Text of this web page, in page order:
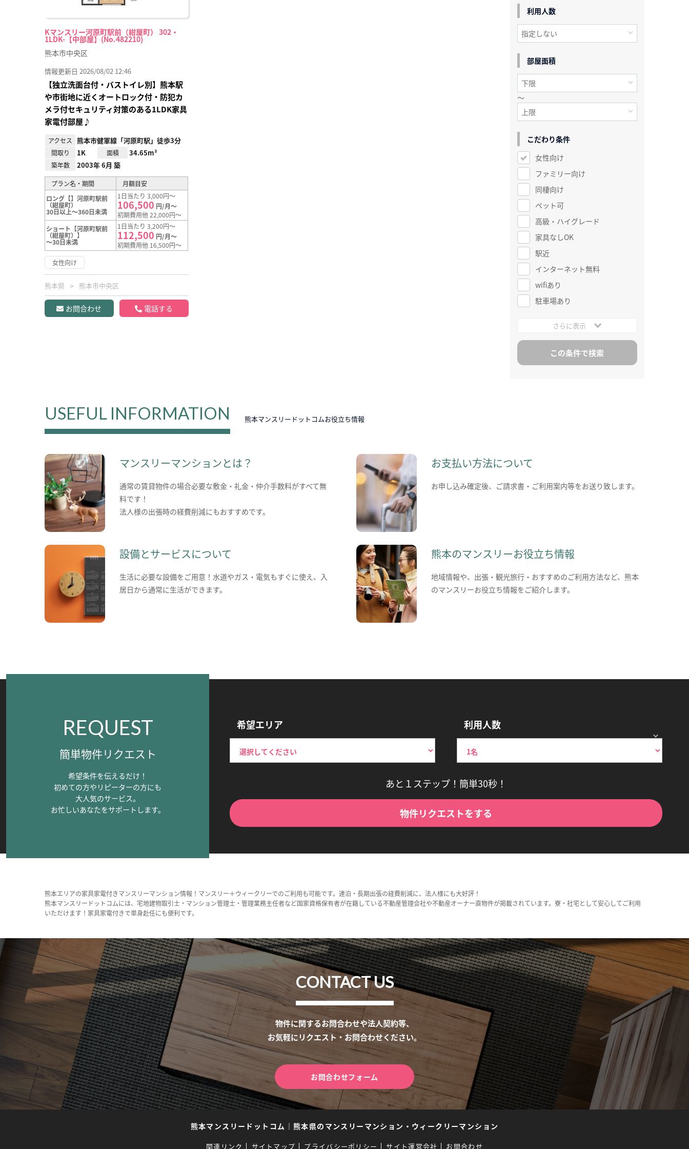
Kマンスリー河原町駅前（紺屋町） 302・
1LDK-【中部屋】(No.482210)
熊本市中央区
情報更新日 2026/08/02 12:46
【独立洗面台付・バストイレ別】熊本駅
や市街地に近くオートロック付・防犯カ
メラ付セキュリティ対策のある1LDK家具
家電付部屋♪
アクセス 熊本市健軍線「河原町駅」徒歩3分
間取り 1K 面積 34.65m²
築年数 2003年 6月 築
プラン名・期間
月額目安
ロング【】河原町駅前
（紺屋町）
30日以上～360日未満
1日当たり 3,000円～
106,500 円/月～
初期費用他 22,000円～
ショート【河原町駅前
（紺屋町）】
～30日未満
1日当たり 3,200円～
112,500 円/月～
初期費用他 16,500円～
女性向け
熊本県 熊本市中央区
お問合わせ 電話する
利用人数
部屋面積
～
こだわり条件
女性向け
ファミリー向け
同棲向け
ペット可
高級・ハイグレード
家具なしOK
駅近
インターネット無料
wifiあり
駐車場あり
さらに表示
USEFUL INFORMATION 熊本マンスリードットコムお役立ち情報
マンスリーマンションとは？
通常の賃貸物件の場合必要な敷金・礼金・仲介手数料がすべて無
料です！
法人様の出張時の経費削減にもおすすめです。
お支払い方法について
お申し込み確定後、ご請求書・ご利用案内等をお送り致します。
設備とサービスについて
生活に必要な設備をご用意！水道やガス・電気もすぐに使え、入
居日から通常に生活ができます。
熊本のマンスリーお役立ち情報
地域情報や、出張・観光旅行・おすすめのご利用方法など、熊本
のマンスリーお役立ち情報をご紹介します。
REQUEST
簡単物件リクエスト
希望条件を伝えるだけ！
初めての方やリピーターの方にも
大人気のサービス。
お忙しいあなたをサポートします。
希望エリア 利用人数
あと１ステップ！簡単30秒！
物件リクエストをする
熊本エリアの家具家電付きマンスリーマンション情報！マンスリー＋ウィークリーでのご利用も可能です。連泊・長期出張の経費削減に、法人様にも大好評！
熊本マンスリードットコムには、宅地建物取引士・マンション管理士・管理業務主任者など国家資格保有者が在籍している不動産管理会社や不動産オーナー直物件が掲載されています。寮・社宅として安心してご利用
いただけます！家具家電付きで単身赴任にも便利です。
CONTACT US
物件に関するお問合わせや法人契約等、
お気軽にリクエスト・お問合わせください。
お問合わせフォーム
熊本マンスリードットコム ｜ 熊本県のマンスリーマンション・ウィークリーマンション
関連リンク サイトマップ プライバシーポリシー サイト運営会社 お問合わせ